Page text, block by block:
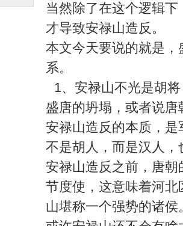
当然除了在这个逻辑
才导致安禄山造反。
本文今天要说的就是
系。
1、安禄山不光是胡将
盛唐的坍塌，或者说
安禄山造反的本质，
不是胡人，而是汉人
安禄山造反之前，唐
节度使，这意味着河
山堪称一个强势的诸